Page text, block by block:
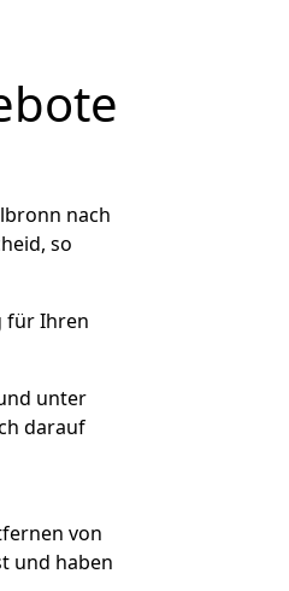
nach
so
für Ihren
unter
darauf
von
und haben